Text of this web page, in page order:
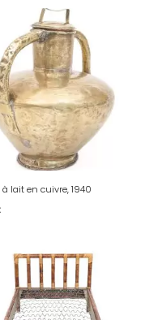
lait en cuivre, 1940